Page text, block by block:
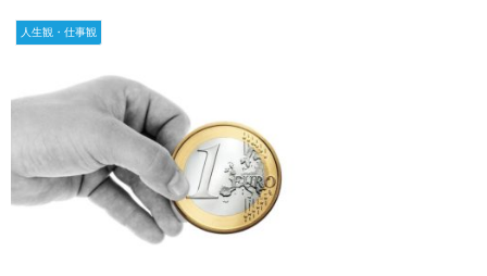
人生観・仕事観